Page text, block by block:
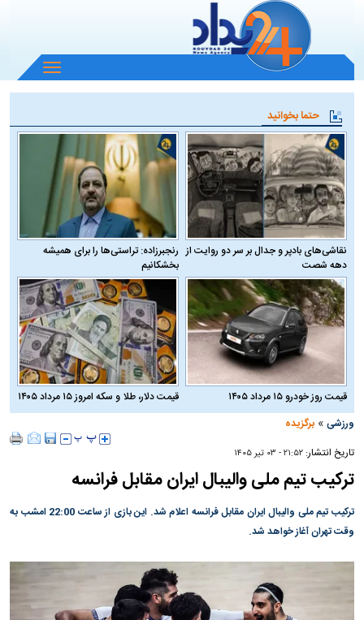
باز
و
منو
حتما بخوانید
نقاشی‌های بادپر و جدال بر سر دو روایت از
دهه شصت
رنجبرزاده: تراستی‌ها را برای همیشه
بخشکانیم
قیمت روز خودرو ۱۵ مرداد ۱۴۰۵
قیمت دلار، طلا و سکه امروز ۱۵ مرداد ۱۴۰۵
ورزشی »برگزیده
تاریخ انتشار:۲۱:۵۲ - ۰۳ تير ۱۴۰۵
ترکیب تیم ملی والیبال ایران مقابل فرانسه
ترکیب تیم ملی والیبال ایران مقابل فرانسه اعلام شد. این بازی از ساعت 22:00 امشب به
وقت تهران آغاز خواهد شد.